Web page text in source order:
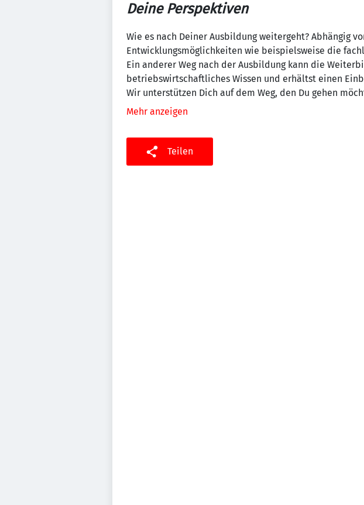
Deine Perspektiven
Wie es nach Deiner Ausbildung weitergeht? Abhängig
Entwicklungsmöglichkeiten wie beispielsweise die
Ein anderer Weg nach der Ausbildung kann die
betriebswirtschaftliches Wissen und erhältst einen
Wir unterstützen Dich auf dem Weg, den Du gehen
Mehr anzeigen
Teilen